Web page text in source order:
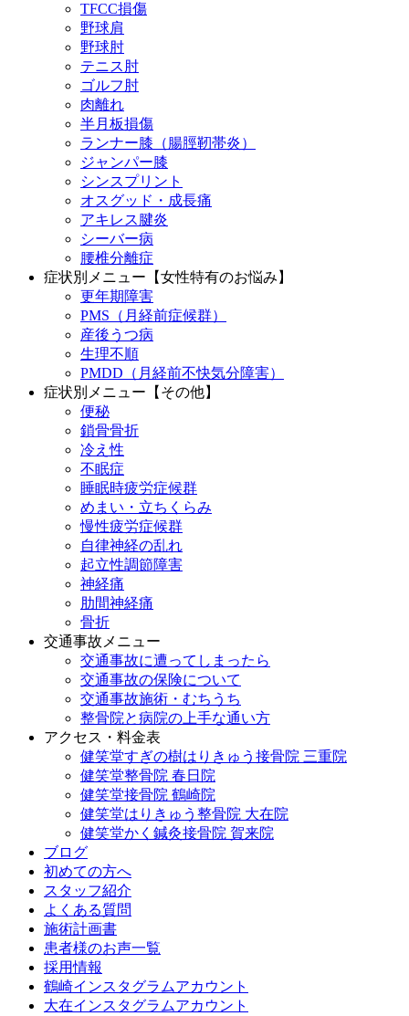
TFCC損傷
野球肩
野球肘
テニス肘
ゴルフ肘
肉離れ
半月板損傷
ランナー膝（腸脛靭帯炎）
ジャンパー膝
シンスプリント
オスグッド・成長痛
アキレス腱炎
シーバー病
腰椎分離症
症状別メニュー【女性特有のお悩み】
更年期障害
PMS（月経前症候群）
産後うつ病
生理不順
PMDD（月経前不快気分障害）
症状別メニュー【その他】
便秘
鎖骨骨折
冷え性
不眠症
睡眠時疲労症候群
めまい・立ちくらみ
慢性疲労症候群
自律神経の乱れ
起立性調節障害
神経痛
肋間神経痛
骨折
交通事故メニュー
交通事故に遭ってしまったら
交通事故の保険について
交通事故施術・むちうち
整骨院と病院の上手な通い方
アクセス・料金表
健笑堂すぎの樹はりきゅう接骨院 三重院
健笑堂整骨院 春日院
健笑堂接骨院 鶴崎院
健笑堂はりきゅう整骨院 大在院
健笑堂かく鍼灸接骨院 賀来院
ブログ
初めての方へ
スタッフ紹介
よくある質問
施術計画書
患者様のお声一覧
採用情報
鶴崎インスタグラムアカウント
大在インスタグラムアカウント